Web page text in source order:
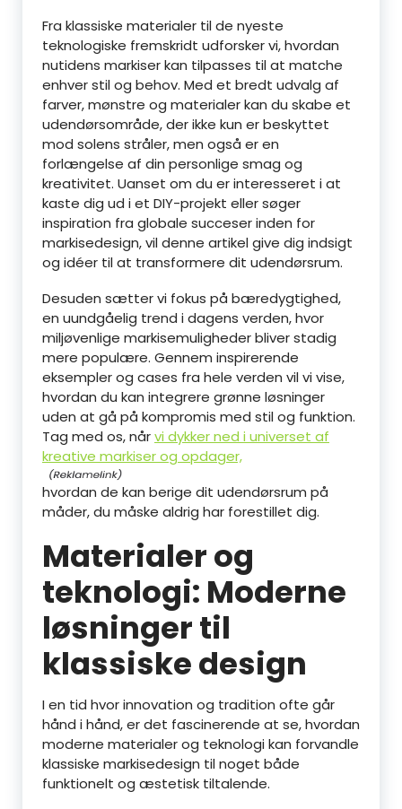
Fra klassiske materialer til de nyeste
teknologiske fremskridt udforsker vi, hvordan
nutidens markiser kan tilpasses til at matche
enhver stil og behov. Med et bredt udvalg af
farver, mønstre og materialer kan du skabe et
udendørsområde, der ikke kun er beskyttet
mod solens stråler, men også er en
forlængelse af din personlige smag og
kreativitet. Uanset om du er interesseret i at
kaste dig ud i et DIY-projekt eller søger
inspiration fra globale succeser inden for
markisedesign, vil denne artikel give dig indsigt
og idéer til at transformere dit udendørsrum.
Desuden sætter vi fokus på bæredygtighed,
en uundgåelig trend i dagens verden, hvor
miljøvenlige markisemuligheder bliver stadig
mere populære. Gennem inspirerende
eksempler og cases fra hele verden vil vi vise,
hvordan du kan integrere grønne løsninger
uden at gå på kompromis med stil og funktion.
Tag med os, nårvi dykker ned i universet af
kreative markiser og opdager,
hvordan de kan berige dit udendørsrum på
måder, du måske aldrig har forestillet dig.
Materialer og
teknologi: Moderne
løsninger til
klassiske design
I en tid hvor innovation og tradition ofte går
hånd i hånd, er det fascinerende at se, hvordan
moderne materialer og teknologi kan forvandle
klassiske markisedesign til noget både
funktionelt og æstetisk tiltalende.